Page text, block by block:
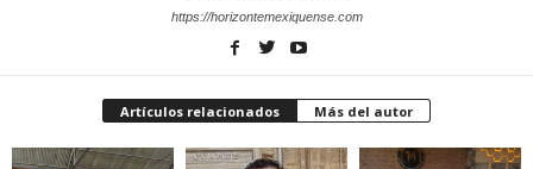
https://horizontemexiquense.com
Artículos relacionados Más del autor